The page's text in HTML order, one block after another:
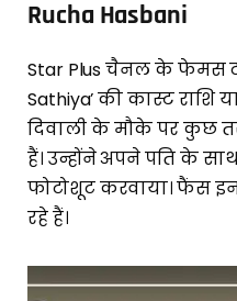
Rucha Hasbani
Star Plus चैनल के फेमस
Sathiya’ की कास्ट राशि
दिवाली के मौके पर कुछ
हैं। उन्होंने अपने पति के
फोटोशूट करवाया। फैंस
रहे हैं।